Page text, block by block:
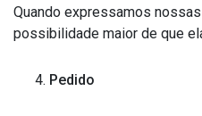
Quando expressamos
possibilidade maior de que
Pedido